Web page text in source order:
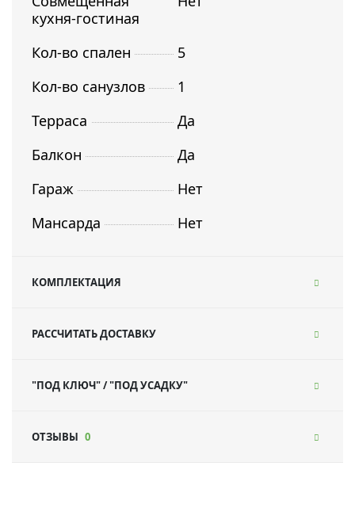
кухня-гостиная
Кол-во спален
5
Кол-во санузлов
1
Терраса
Да
Балкон
Да
Гараж
Нет
Мансарда
Нет
КОМПЛЕКТАЦИЯ
РАССЧИТАТЬ ДОСТАВКУ
"ПОД КЛЮЧ" / "ПОД УСАДКУ"
ОТЗЫВЫ 0